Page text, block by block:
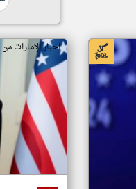
اخبار الإمارات